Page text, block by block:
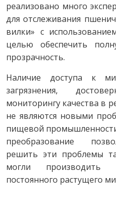
реализовано много
для отслеживания
вилки» с
целью обеспечить
прозрачность.
Наличие доступа к
загрязнения,
мониторингу качества в
не являются новыми
пищевой
преобразование
решить эти проблемы
могли
постоянного растущего